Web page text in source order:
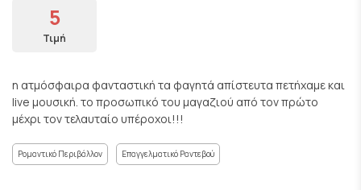
5
Τιμή
η ατμόσφαιρα φανταστική τα φαγητά απίστευτα πετήχαμε και
live μουσική. το προσωπικό του μαγαζιού από τον πρώτο
μέχρι τον τελαυταίο υπέροχοι!!!
Ρομαντικό Περιβάλλον Επαγγελματικό Ραντεβού